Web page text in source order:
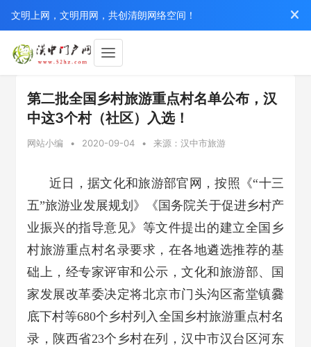
文明上网，文明用网，共创清朗网络空间！
第二批全国乡村旅游重点村名单公布，汉
中这3个村（社区）入选！
网站小编 • 2020-09-04 • 来源：汉中市旅游
近日，据文化和旅游部官网，按照《“十三
五”旅游业发展规划》《国务院关于促进乡村产
业振兴的指导意见》等文件提出的建立全国乡
村旅游重点村名录要求，在各地遴选推荐的基
础上，经专家评审和公示，文化和旅游部、国
家发展改革委决定将北京市门头沟区斋堂镇爨
底下村等680个乡村列入全国乡村旅游重点村名
录，陕西省23个乡村在列，汉中市汉台区河东